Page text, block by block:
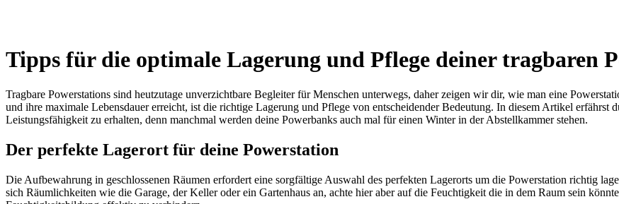
Tipps für die optimale Lagerung und Pflege deiner tragbaren
Tragbare Powerstations sind heutzutage unverzichtbare Begleiter für Menschen unterwegs, daher zeigen wir dir, wie man eine
und ihre maximale Lebensdauer erreicht, ist die richtige Lagerung und Pflege von entscheidender Bedeutung. In diesem Artikel
Leistungsfähigkeit zu erhalten, denn manchmal werden deine Powerbanks auch mal für einen Winter in der Abstellkammer stehen.
Der perfekte Lagerort für deine Powerstation
Die Aufbewahrung in geschlossenen Räumen erfordert eine sorgfältige Auswahl des perfekten Lagerorts um die Powerstation richtig
sich Räumlichkeiten wie die Garage, der Keller oder ein Gartenhaus an, achte hier aber auf die Feuchtigkeit die in dem Raum sein